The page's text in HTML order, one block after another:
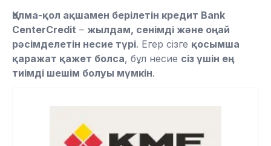
Қолма-қол ақшамен берілетін кредит Bank
CenterCredit – жылдам, сенімді және оңай
рәсімделетін несие түрі. Егер сізге қосымша
қаражат қажет болса, бұл несие сіз үшін ең
тиімді шешім болуы мүмкін.